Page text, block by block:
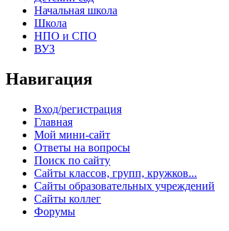
Начальная школа
Школа
НПО и СПО
ВУЗ
Навигация
Вход/регистрация
Главная
Мой мини-сайт
Ответы на вопросы
Поиск по сайту
Сайты классов, групп, кружков...
Сайты образовательных учреждений
Сайты коллег
Форумы